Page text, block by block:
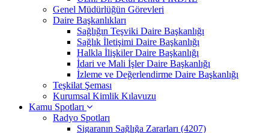
Genel Müdürlüğün Görevleri
Daire Başkanlıkları
Sağlığın Teşviki Daire Başkanlığı
Sağlık İletişimi Daire Başkanlığı
Halkla İlişkiler Daire Başkanlığı
İdari ve Mali İşler Daire Başkanlığı
İzleme ve Değerlendirme Daire Başkanlığı
Teşkilat Şeması
Kurumsal Kimlik Kılavuzu
Kamu Spotları
Radyo Spotları
Sigaranın Sağlığa Zararları (4207)